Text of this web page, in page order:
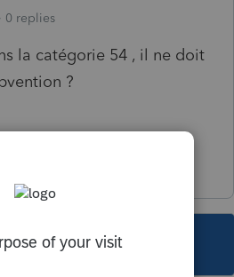
0 replies
la catégorie 54 , il ne doit
?
been closed for replies.